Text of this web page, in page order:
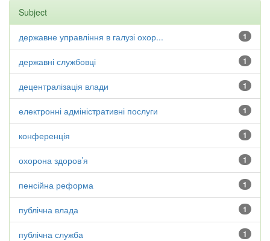
Subject
1
державне управління в галузі охор...
1
державні службовці
1
децентралізація влади
1
електронні адміністративні послуги
1
конференція
1
охорона здоров’я
1
пенсійна реформа
1
публічна влада
1
публічна служба